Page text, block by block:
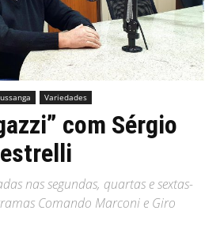
Variedades
com Sérgio
nas segundas, quartas e sextas-
Comando Marconi e Giro